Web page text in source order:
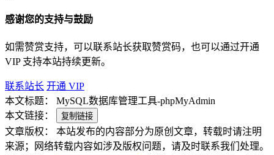
感谢您的支持与鼓励
如需赞赏支持，可以联系站长获取赞赏码，也可以通过开通
VIP 支持本站持续更新。
联系站长 开通 VIP
本文标题：
MySQL数据库管理工具-phpMyAdmin
本文链接：
复制链接
文章版权：
本站发布的内容部分为原创文章，转载时请注明
来源；网络转载内容如涉及版权问题，请及时联系我们处理。